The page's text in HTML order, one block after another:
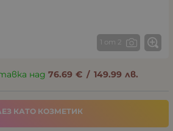
1 от 2
над 76.69 € / 149.99 лв.
КАТО КОЗМЕТИК